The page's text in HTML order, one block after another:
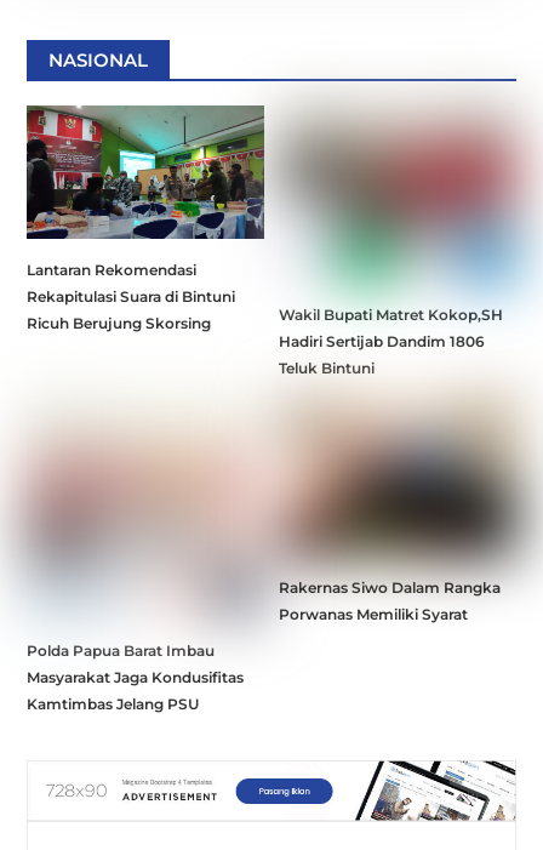
NASIONAL
Lantaran Rekomendasi
Rekapitulasi Suara di Bintuni
Ricuh Berujung Skorsing
Wakil Bupati Matret Kokop,SH
Hadiri Sertijab Dandim 1806
Teluk Bintuni
Polda Papua Barat Imbau
Masyarakat Jaga Kondusifitas
Kamtimbas Jelang PSU
Rakernas Siwo Dalam Rangka
Porwanas Memiliki Syarat